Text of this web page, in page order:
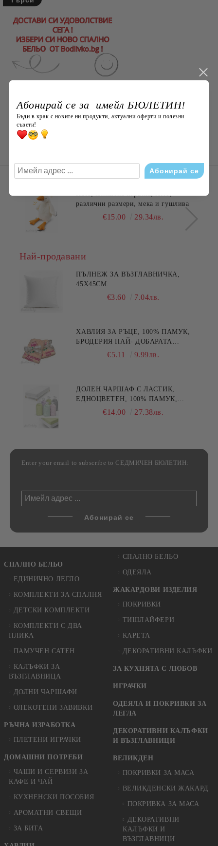
НОВО ОТ Bodlivko. bg
Пате, плюшена играчка, ХИТ,
различни размери, мека и гушлива
€15.00 29.34лв.
Най-продавани
ПЪЛНЕЖ ЗА ВЪЗГЛАВНИЧКА,
45X45СМ.
€3.60 7.04лв.
ХАВЛИЯ ЗА РЪЦЕ, 100% ПАМУК,
БРОДЕРИЯ НАЙ- ДОБАРАТА
МАЙКА/БАБА , РАЗМЕР:
€5.11 9.99лв.
ДОЛЕН ЧАРШАФ С ЛАСТИК,
ЕДНОЦВЕТЕН, 100% ПАМУК,
РАЗЛИЧНИ РАЗМЕРИ
€14.00 27.38лв.
Enter your email to subscribe to СЕДМИЧЕН БЮЛЕТИН:
СПАЛНО БЕЛЬО
ЕДИНИЧНО ЛЕГЛО
КОМПЛЕКТИ ЗА СПАЛНЯ
ДЕТСКИ КОМПЛЕКТИ
КОМПЛЕКТИ С ДВА
ПЛИКА
ПАМУЧЕН САТЕН
КАЛЪФКИ ЗА
ВЪЗГЛАВНИЦА
ДОЛНИ ЧАРШАФИ
ОЛЕКОТЕНИ ЗАВИВКИ
РЪЧНА ИЗРАБОТКА
ПЛЕТЕНИ ИГРАЧКИ
ДОМАШНИ ПОТРЕБИ
ЧАШИ И СЕРВИЗИ ЗА
КАФЕ И ЧАЙ
КУХНЕНСКИ ПОСОБИЯ
АРОМАТНИ СВЕЩИ
ЗА БИТА
СПАЛНО БЕЛЬО
ОДЕЯЛА
ЖАКАРДОВИ ИЗДЕЛИЯ
ПОКРИВКИ
ТИШЛАЙФЕРИ
КАРЕТА
ДЕКОРАТИВНИ КАЛЪФКИ
ЗА КУХНЯТА С ЛЮБОВ
ИГРАЧКИ
ОДЕЯЛА И ПОКРИВКИ ЗА
ЛЕГЛА
ДЕКОРАТИВНИ КАЛЪФКИ
И ВЪЗГЛАВНИЦИ
ВЕЛИКДЕН
ПОКРИВКИ ЗА МАСА
ВЕЛИКДЕНСКИ ЖАКАРД
ПОКРИВКА ЗА МАСА
ДЕКОРАТИВНИ
КАЛЪФКИ И
ВЪЗГЛАВНИЦИ
Абонирай се за имейл БЮЛЕТИН!
Бъди в крак с новите ни продукти, актуални оферти и полезни
съвети!